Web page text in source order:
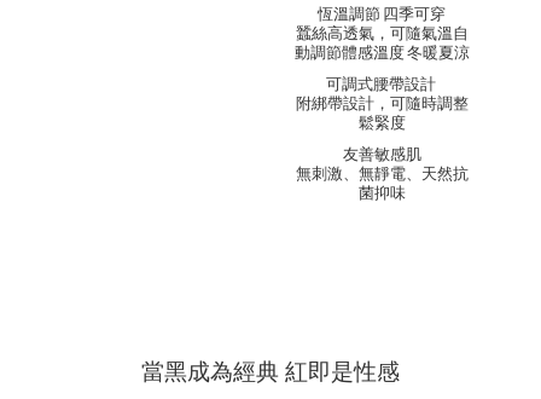
恆溫調節 四季可穿
蠶絲高透氣，可隨氣溫自
動調節體感溫度 冬暖夏涼
可調式腰帶設計
附綁帶設計，可隨時調整
鬆緊度
友善敏感肌
無刺激、無靜電、天然抗
菌抑味
當黑成為經典 紅即是性感